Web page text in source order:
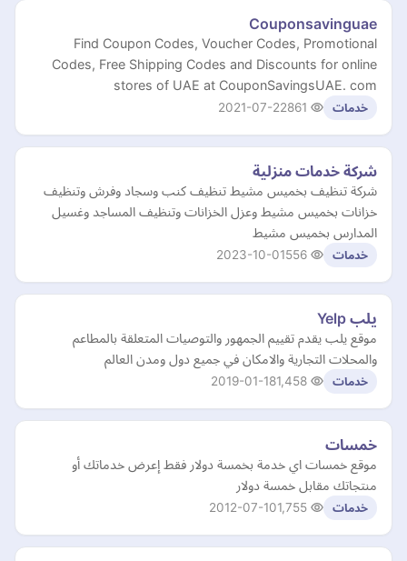
Couponsavinguae
Find Coupon Codes, Voucher Codes, Promotional
Codes, Free Shipping Codes and Discounts for online
stores of UAE at CouponSavingsUAE. com
خدمات 2021-07-22
شركة خدمات منزلية
شركة تنظيف بخميس مشيط تنظيف كنب وسجاد وفرش وتنظيف
خزانات بخميس مشيط وعزل الخزانات وتنظيف المساجد وغسيل
المدارس بخميس مشيط
خدمات 2023-10-01
يلب Yelp
موقع يلب يقدم تقييم الجمهور والتوصيات المتعلقة بالمطاعم
والمحلات التجارية والامكان في جميع دول ومدن العالم
خدمات 2019-01-18
خمسات
موقع خمسات اي خدمة بخمسة دولار فقط إعرض خدماتك أو
منتجاتك مقابل خمسة دولار
خدمات 2012-07-10